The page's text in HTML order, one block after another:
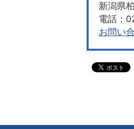
新潟県
電話：
お問い